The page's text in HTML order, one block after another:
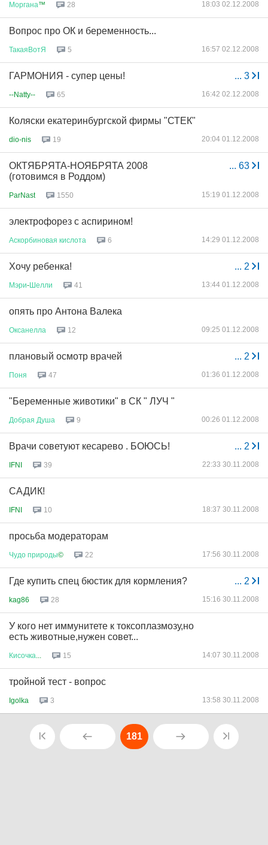
Моргана™ 28 18:03 02.12.2008
Вопрос про ОК и беременность...
ТакаяВотЯ 5 16:57 02.12.2008
... 3
ГАРМОНИЯ - супер цены!
--Natty-- 65 16:42 02.12.2008
Коляски екатеринбургской фирмы "СТЕК"
dio-nis 19 20:04 01.12.2008
... 63
ОКТЯБРЯТА-НОЯБРЯТА 2008
(готовимся в Роддом)
ParNast 1550 15:19 01.12.2008
электрофорез с аспирином!
Аскорбиновая кислота 6 14:29 01.12.2008
... 2
Хочу ребенка!
Мэри-Шелли 41 13:44 01.12.2008
опять про Антона Валека
Оксанелла 12 09:25 01.12.2008
... 2
плановый осмотр врачей
Поня 47 01:36 01.12.2008
"Беременные животики" в СК " ЛУЧ "
Добрая Душа 9 00:26 01.12.2008
... 2
Врачи советуют кесарево . БОЮСЬ!
IFNI 39 22:33 30.11.2008
САДИК!
IFNI 10 18:37 30.11.2008
просьба модераторам
Чудо природы© 22 17:56 30.11.2008
... 2
Где купить спец бюстик для кормления?
kag86 28 15:16 30.11.2008
У кого нет иммунитете к токсоплазмозу,но
есть животные,нужен совет...
Кисочка 15 14:07 30.11.2008
тройной тест - вопрос
Igolka 3 13:58 30.11.2008
181